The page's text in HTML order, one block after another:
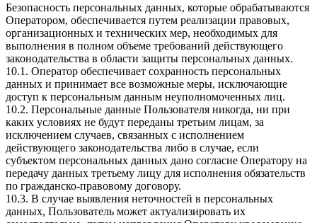
Безопасность персональных данных, которые обрабатываются
Оператором, обеспечивается путем реализации правовых,
организационных и технических мер, необходимых для
выполнения в полном объеме требований действующего
законодательства в области защиты персональных данных.
10.1. Оператор обеспечивает сохранность персональных
данных и принимает все возможные меры, исключающие
доступ к персональным данным неуполномоченных лиц.
10.2. Персональные данные Пользователя никогда, ни при
каких условиях не будут переданы третьим лицам, за
исключением случаев, связанных с исполнением
действующего законодательства либо в случае, если
субъектом персональных данных дано согласие Оператору на
передачу данных третьему лицу для исполнения обязательств
по гражданско-правовому договору.
10.3. В случае выявления неточностей в персональных
данных, Пользователь может актуализировать их